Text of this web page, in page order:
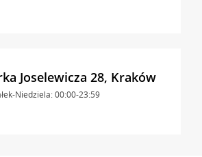
Joselewicza 28, Kraków
Niedziela: 00:00-23:59